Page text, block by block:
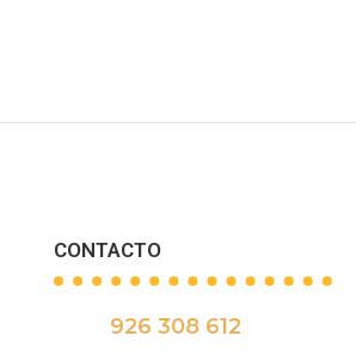
CONTACTO
926 308 612